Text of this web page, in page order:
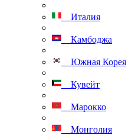
Италия
Камбоджа
Южная Корея
Кувейт
Марокко
Монголия